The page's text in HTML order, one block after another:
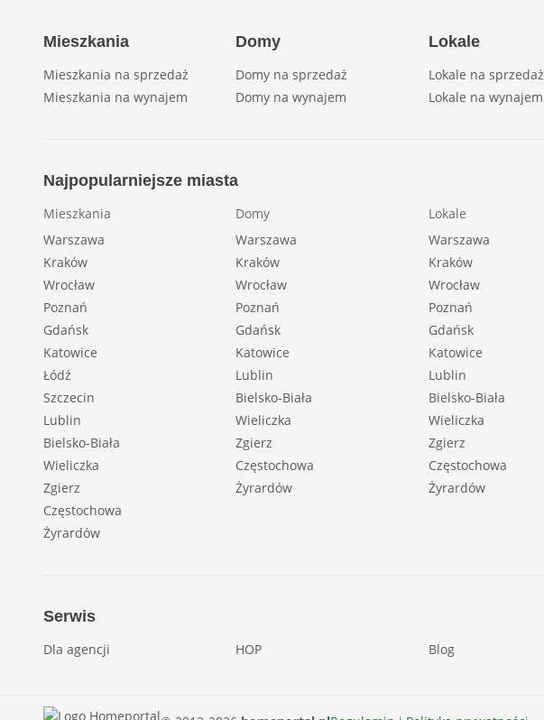
Mieszkania
Mieszkania na sprzedaż
Mieszkania na wynajem
Domy
Domy na sprzedaż
Domy na wynajem
Lokale
Lokale na sprzedaż
Lokale na wynajem
Najpopularniejsze miasta
Mieszkania
Warszawa
Kraków
Wrocław
Poznań
Gdańsk
Katowice
Łódź
Szczecin
Lublin
Bielsko-Biała
Wieliczka
Zgierz
Częstochowa
Żyrardów
Domy
Warszawa
Kraków
Wrocław
Poznań
Gdańsk
Katowice
Lublin
Bielsko-Biała
Wieliczka
Zgierz
Częstochowa
Żyrardów
Lokale
Warszawa
Kraków
Wrocław
Poznań
Gdańsk
Katowice
Lublin
Bielsko-Biała
Wieliczka
Zgierz
Częstochowa
Żyrardów
Serwis
Dla agencji HOP Blog